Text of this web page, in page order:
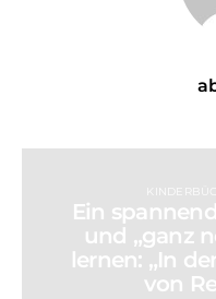
Ein
und „ganz
lernen: „In
von